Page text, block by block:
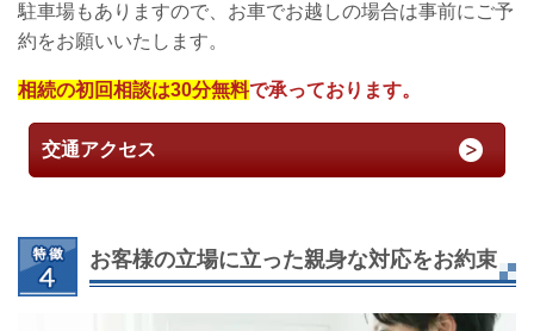
駐車場もありますので、お車でお越しの場合は事前にご予
約をお願いいたします。
相続の初回相談は30分無料で承っております。
交通アクセス
お客様の立場に立った親身な対応をお約束